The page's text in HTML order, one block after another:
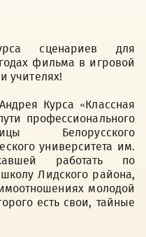
сценариев для
фильма в игровой
учителях!
Курса «Классная
профессионального
Белорусского
университета им.
работать по
Лидского района,
молодой
есть свои, тайные